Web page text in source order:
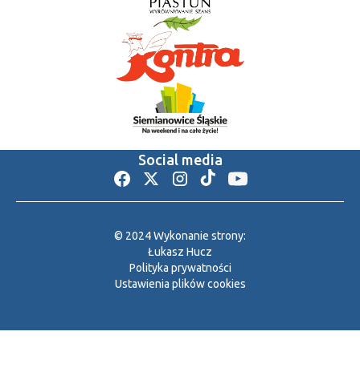
Social media
© 2024 Wykonanie strony:
Łukasz Hucz
Polityka prywatności
Ustawienia plików cookies